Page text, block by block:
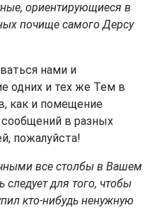
ориентирующиеся в
почище самого Дерсу
нами и
одних и тех же Тем в
как и помещение
в разных
пожалуйста!
все столбы в Вашем
для того, чтобы
кто-нибудь ненужную